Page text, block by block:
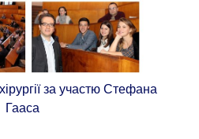
за участю Стефана
Гааса